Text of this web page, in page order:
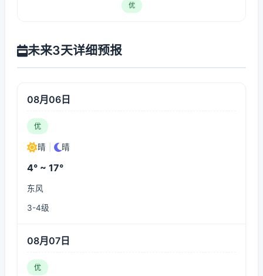
优
未来3天详细预报
08月06日
优
晴 晴
4° ~ 17°
东风
3-4级
08月07日
优